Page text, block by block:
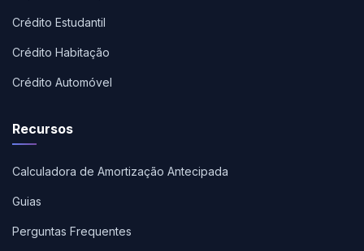
Crédito Estudantil
Crédito Habitação
Crédito Automóvel
Recursos
Calculadora de Amortização Antecipada
Guias
Perguntas Frequentes